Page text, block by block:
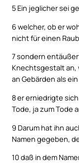
5 Ein jeglicher sei
6 welcher, ob er
nicht für einen
7sondern
Knechtsgestalt an,
an Gebärden als
8er erniedrigte
Tode, ja zum Tode
9 Darum hat ihn
Namen gegeben,
10 daß in dem